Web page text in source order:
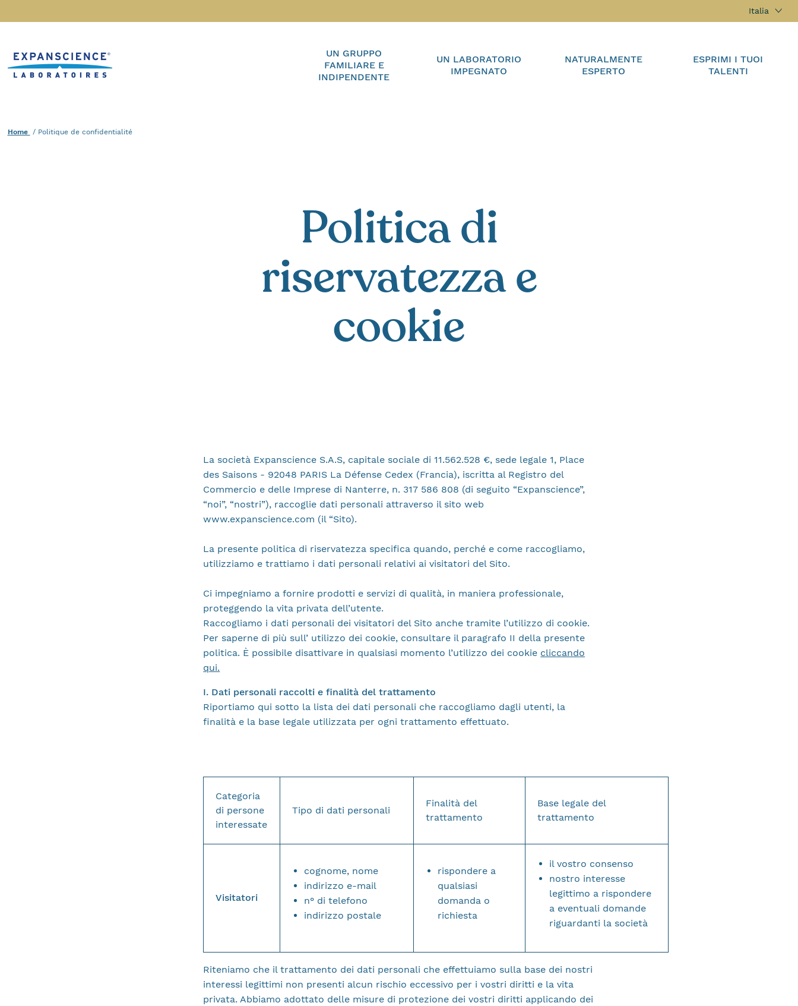
Italia
UN GRUPPO
FAMILIARE E
INDIPENDENTE
UN LABORATORIO
IMPEGNATO
NATURALMENTE
ESPERTO
ESPRIMI I TUOI
TALENTI
Home Current :
Politique de confidentialité
Politica di
riservatezza e
cookie
La società Expanscience S.A.S, capitale sociale di 11.562.528 €, sede legale 1, Place
des Saisons - 92048 PARIS La Défense Cedex (Francia), iscritta al Registro del
Commercio e delle Imprese di Nanterre, n. 317 586 808 (di seguito “Expanscience”,
“noi”, “nostri”), raccoglie dati personali attraverso il sito web
www.expanscience.com (il “Sito).
La presente politica di riservatezza specifica quando, perché e come raccogliamo,
utilizziamo e trattiamo i dati personali relativi ai visitatori del Sito.
Ci impegniamo a fornire prodotti e servizi di qualità, in maniera professionale,
proteggendo la vita privata dell’utente.
Raccogliamo i dati personali dei visitatori del Sito anche tramite l’utilizzo di cookie.
Per saperne di più sull’ utilizzo dei cookie, consultare il paragrafo II della presente
politica. È possibile disattivare in qualsiasi momento l’utilizzo dei cookie cliccando
qui.
I. Dati personali raccolti e finalità del trattamento
Riportiamo qui sotto la lista dei dati personali che raccogliamo dagli utenti, la
finalità e la base legale utilizzata per ogni trattamento effettuato.
Categoria
di persone
interessate
Tipo di dati personali
Finalità del
trattamento
Base legale del
trattamento
Visitatori
cognome, nome
indirizzo e-mail
n° di telefono
indirizzo postale
rispondere a
qualsiasi
domanda o
richiesta
il vostro consenso
nostro interesse
legittimo a rispondere
a eventuali domande
riguardanti la società
Riteniamo che il trattamento dei dati personali che effettuiamo sulla base dei nostri
interessi legittimi non presenti alcun rischio eccessivo per i vostri diritti e la vita
privata. Abbiamo adottato delle misure di protezione dei vostri diritti applicando dei